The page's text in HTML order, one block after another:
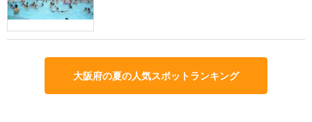
大阪府の夏の人気スポットランキング